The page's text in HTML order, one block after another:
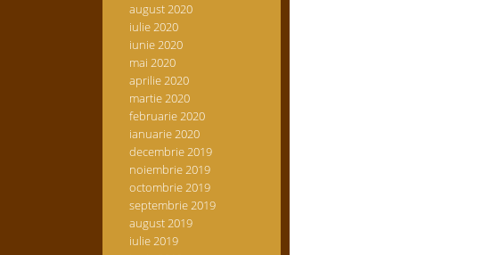
august 2020
iulie 2020
iunie 2020
mai 2020
aprilie 2020
martie 2020
februarie 2020
ianuarie 2020
decembrie 2019
noiembrie 2019
octombrie 2019
septembrie 2019
august 2019
iulie 2019